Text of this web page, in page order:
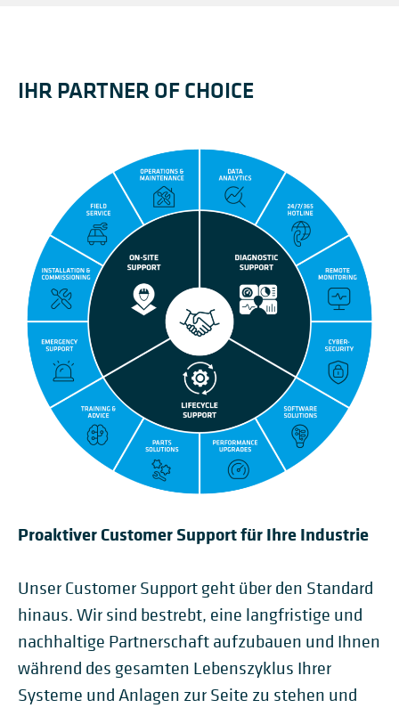
IHR PARTNER OF CHOICE
Proaktiver Customer Support für Ihre Industrie
Unser Customer Support geht über den Standard
hinaus. Wir sind bestrebt, eine langfristige und
nachhaltige Partnerschaft aufzubauen und Ihnen
während des gesamten Lebenszyklus Ihrer
Systeme und Anlagen zur Seite zu stehen und